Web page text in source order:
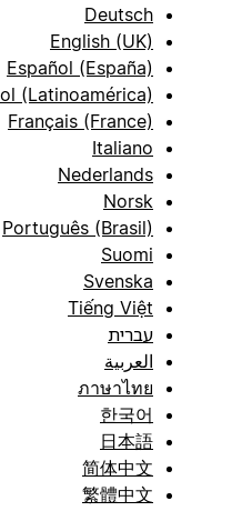
Deutsch
English (UK)
Español (España)
(Latinoamérica)
Français (France)
Italiano
Nederlands
Norsk
Português (Brasil)
Suomi
Svenska
Tiếng Việt
עברית
العربية
ภาษาไทย
한국어
日本語
简体中文
繁體中文